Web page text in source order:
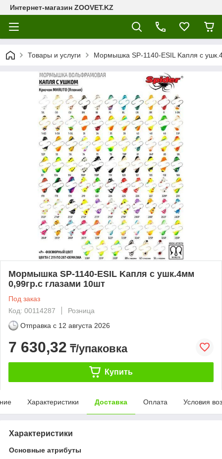
Интернет-магазин ZOOVET.KZ
Товары и услуги Мормышка SP-1140-ESIL Kапля с
Мормышка SP-1140-ESIL Kапля с ушк.4мм
0,99гр.с глазами 10шт
Под заказ
Код: 00114287
Розница
Отправка с 12 августа 2026
7 630,32 ₸/упаковка
Купить
Характеристики Доставка Оплата Условия
Характеристики
Основные атрибуты